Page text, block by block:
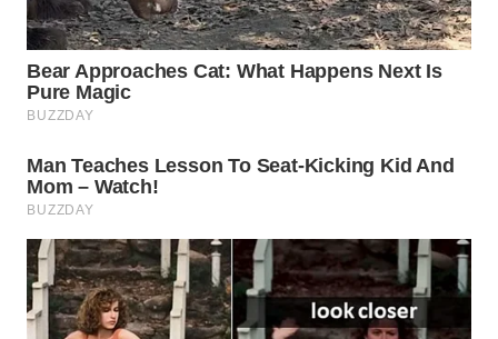
WAHANA
DESA
WISATA
WAHANA
Network
KONSUMEN
LISTRIK